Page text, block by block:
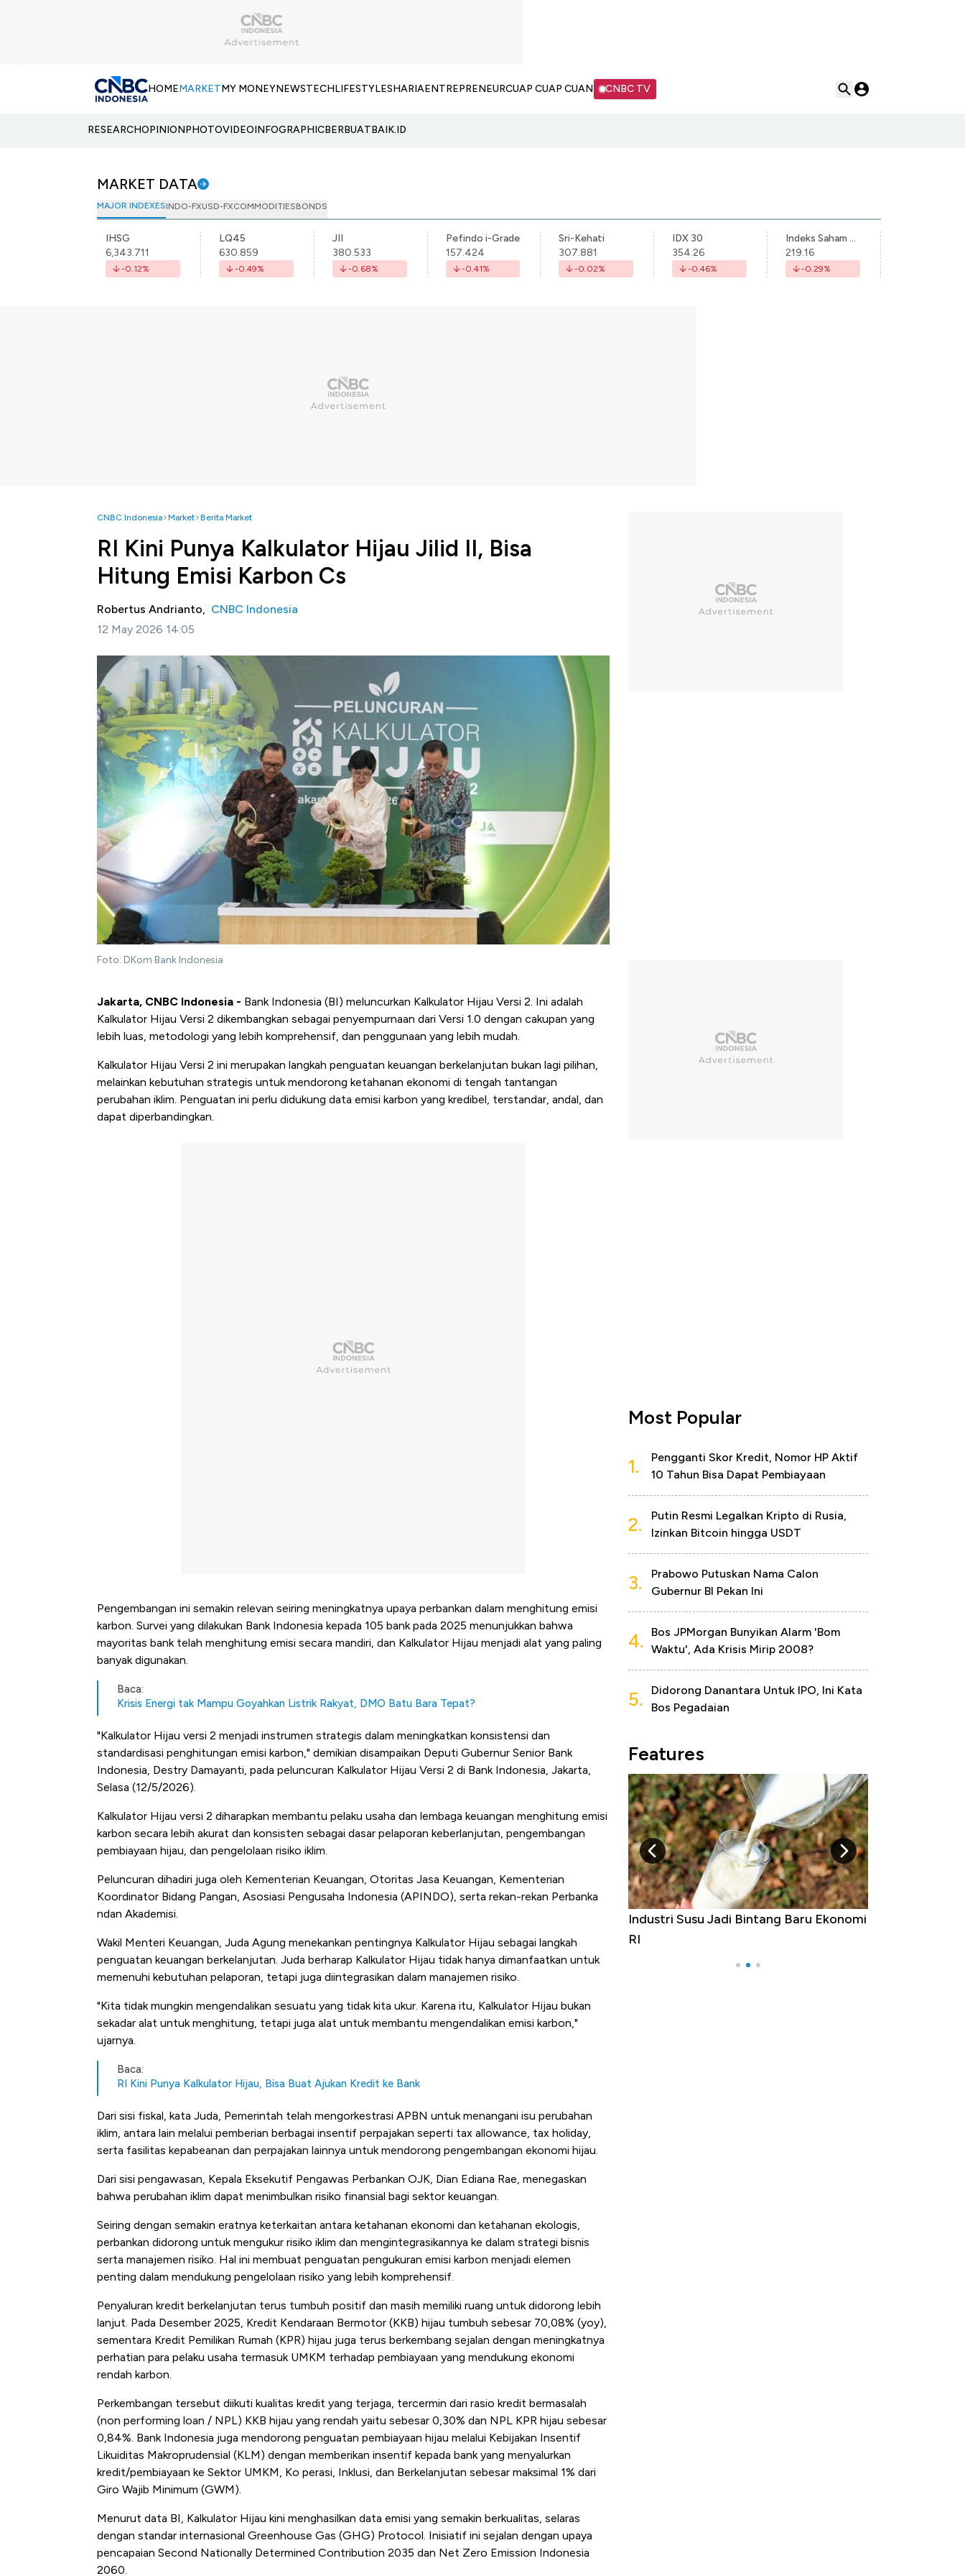
HOMEMARKETMY MONEYNEWSTECHLIFESTYLESHARIAENTREPRENEURCUAP CUAP CUAN CNBC TV
RESEARCHOPINIONPHOTOVIDEOINFOGRAPHICBERBUATBAIK.ID
MARKET DATA
MAJOR INDEXESINDO-FXUSD-FXCOMMODITIESBONDS
IHSG
6,343.711
-0.12%
LQ45
630.859
-0.49%
JII
380.533
-0.68%
Pefindo i-Grade
157.424
-0.41%
Sri-Kehati
307.881
-0.02%
IDX 30
354.26
-0.46%
Indeks Saham Syariah Indonesia
219.16
-0.29%
CNBC Indonesia Market Berita Market
RI Kini Punya Kalkulator Hijau Jilid II, Bisa
Hitung Emisi Karbon Cs
Robertus Andrianto, CNBC Indonesia
12 May 2026 14:05
Foto: DKom Bank Indonesia
Jakarta, CNBC Indonesia - Bank Indonesia (BI) meluncurkan Kalkulator Hijau Versi 2. Ini adalah
Kalkulator Hijau Versi 2 dikembangkan sebagai penyempurnaan dari Versi 1.0 dengan cakupan yang
lebih luas, metodologi yang lebih komprehensif, dan penggunaan yang lebih mudah.
Kalkulator Hijau Versi 2 ini merupakan langkah penguatan keuangan berkelanjutan bukan lagi pilihan,
melainkan kebutuhan strategis untuk mendorong ketahanan ekonomi di tengah tantangan
perubahan iklim. Penguatan ini perlu didukung data emisi karbon yang kredibel, terstandar, andal, dan
dapat diperbandingkan.
Pengembangan ini semakin relevan seiring meningkatnya upaya perbankan dalam menghitung emisi
karbon. Survei yang dilakukan Bank Indonesia kepada 105 bank pada 2025 menunjukkan bahwa
mayoritas bank telah menghitung emisi secara mandiri, dan Kalkulator Hijau menjadi alat yang paling
banyak digunakan.
Baca:
Krisis Energi tak Mampu Goyahkan Listrik Rakyat, DMO Batu Bara Tepat?
"Kalkulator Hijau versi 2 menjadi instrumen strategis dalam meningkatkan konsistensi dan
standardisasi penghitungan emisi karbon," demikian disampaikan Deputi Gubernur Senior Bank
Indonesia, Destry Damayanti, pada peluncuran Kalkulator Hijau Versi 2 di Bank Indonesia, Jakarta,
Selasa (12/5/2026).
Kalkulator Hijau versi 2 diharapkan membantu pelaku usaha dan lembaga keuangan menghitung emisi
karbon secara lebih akurat dan konsisten sebagai dasar pelaporan keberlanjutan, pengembangan
pembiayaan hijau, dan pengelolaan risiko iklim.
Peluncuran dihadiri juga oleh Kementerian Keuangan, Otoritas Jasa Keuangan, Kementerian
Koordinator Bidang Pangan, Asosiasi Pengusaha Indonesia (APINDO), serta rekan-rekan Perbanka
ndan Akademisi.
Wakil Menteri Keuangan, Juda Agung menekankan pentingnya Kalkulator Hijau sebagai langkah
penguatan keuangan berkelanjutan. Juda berharap Kalkulator Hijau tidak hanya dimanfaatkan untuk
memenuhi kebutuhan pelaporan, tetapi juga diintegrasikan dalam manajemen risiko.
"Kita tidak mungkin mengendalikan sesuatu yang tidak kita ukur. Karena itu, Kalkulator Hijau bukan
sekadar alat untuk menghitung, tetapi juga alat untuk membantu mengendalikan emisi karbon,"
ujarnya.
Baca:
RI Kini Punya Kalkulator Hijau, Bisa Buat Ajukan Kredit ke Bank
Dari sisi fiskal, kata Juda, Pemerintah telah mengorkestrasi APBN untuk menangani isu perubahan
iklim, antara lain melalui pemberian berbagai insentif perpajakan seperti tax allowance, tax holiday,
serta fasilitas kepabeanan dan perpajakan lainnya untuk mendorong pengembangan ekonomi hijau.
Dari sisi pengawasan, Kepala Eksekutif Pengawas Perbankan OJK, Dian Ediana Rae, menegaskan
bahwa perubahan iklim dapat menimbulkan risiko finansial bagi sektor keuangan.
Seiring dengan semakin eratnya keterkaitan antara ketahanan ekonomi dan ketahanan ekologis,
perbankan didorong untuk mengukur risiko iklim dan mengintegrasikannya ke dalam strategi bisnis
serta manajemen risiko. Hal ini membuat penguatan pengukuran emisi karbon menjadi elemen
penting dalam mendukung pengelolaan risiko yang lebih komprehensif.
Penyaluran kredit berkelanjutan terus tumbuh positif dan masih memiliki ruang untuk didorong lebih
lanjut. Pada Desember 2025, Kredit Kendaraan Bermotor (KKB) hijau tumbuh sebesar 70,08% (yoy),
sementara Kredit Pemilikan Rumah (KPR) hijau juga terus berkembang sejalan dengan meningkatnya
perhatian para pelaku usaha termasuk UMKM terhadap pembiayaan yang mendukung ekonomi
rendah karbon.
Perkembangan tersebut diikuti kualitas kredit yang terjaga, tercermin dari rasio kredit bermasalah
(non performing loan / NPL) KKB hijau yang rendah yaitu sebesar 0,30% dan NPL KPR hijau sebesar
0,84%. Bank Indonesia juga mendorong penguatan pembiayaan hijau melalui Kebijakan Insentif
Likuiditas Makroprudensial (KLM) dengan memberikan insentif kepada bank yang menyalurkan
kredit/pembiayaan ke Sektor UMKM, Ko perasi, Inklusi, dan Berkelanjutan sebesar maksimal 1% dari
Giro Wajib Minimum (GWM).
Menurut data BI, Kalkulator Hijau kini menghasilkan data emisi yang semakin berkualitas, selaras
dengan standar internasional Greenhouse Gas (GHG) Protocol. Inisiatif ini sejalan dengan upaya
pencapaian Second Nationally Determined Contribution 2035 dan Net Zero Emission Indonesia
2060.
Most Popular
1.
Pengganti Skor Kredit, Nomor HP Aktif
10 Tahun Bisa Dapat Pembiayaan
2.
Putin Resmi Legalkan Kripto di Rusia,
Izinkan Bitcoin hingga USDT
3.
Prabowo Putuskan Nama Calon
Gubernur BI Pekan Ini
4.
Bos JPMorgan Bunyikan Alarm 'Bom
Waktu', Ada Krisis Mirip 2008?
5.
Didorong Danantara Untuk IPO, Ini Kata
Bos Pegadaian
Features
Alas Kaki Tumbuh Double Digit
Industri Susu Jadi Bintang Baru Ekonomi
RI